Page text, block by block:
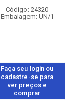
Código: 24320
Embalagem: UN/1
Faça seu login ou
cadastre-se para
ver preços e
comprar